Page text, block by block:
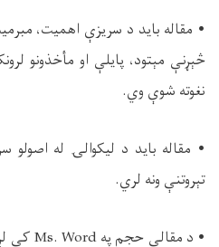
• مقاله باید د سریزې اهمیت،
څېړنې مېتود، پايلې او مأخذونو
نغوته شوې وي.
• مقاله باید د لیکوالۍ له
تېروتنې ونه لري.